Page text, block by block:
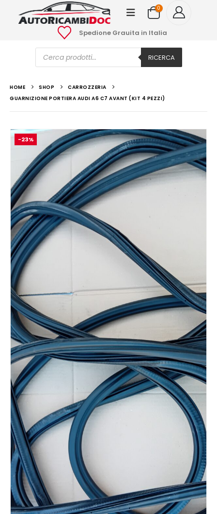
0
Spedione Grauita in Italia
Ricerca
prodotti RICERCA
HOME SHOP
CARROZZERIA
GUARNIZIONE PORTIERA AUDI A6 C7 AVANT (KIT 4 PEZZI)
-23%